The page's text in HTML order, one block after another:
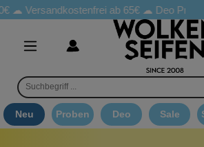
Versandkostenfrei ab 65€ ☁ Deo Proben in
Neu Proben Deo Sale